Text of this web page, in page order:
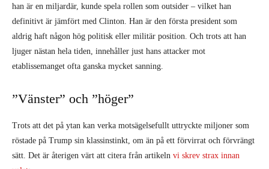
Trots att det på ytan kan verka motsägelsefullt uttryckte miljoner som
röstade på Trump sin klassinstinkt, om än på ett förvirrat och förvrängt
sätt. Det är återigen värt att citera från artikelnvi skrev strax innan
valet:
han kan vinna, betyder det att miljoner amerikanska arbetare kommer
att rösta på honom. Hans kärnväljare är helt klart den ’upprörda
småborgerligheten’ – även om den är till antalet förminskad och
samhälleligt maktlös – men han har också blivit en kanal för den djupt